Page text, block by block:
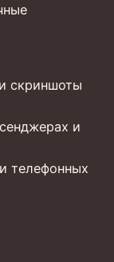
скриншоты
и
телефонных